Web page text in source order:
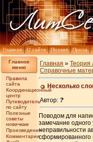
Главная О сайте Поэзия Проза
Главное
меню
Правила
сайта
Координационный
центр
Путеводитель
по сайту
Полезные
советы
новичкам
Произведения
Комментарии
Главная »Теория
Справочные
Несколько
Автор: ?
Поводом для
замечание
неправильности
сформированного